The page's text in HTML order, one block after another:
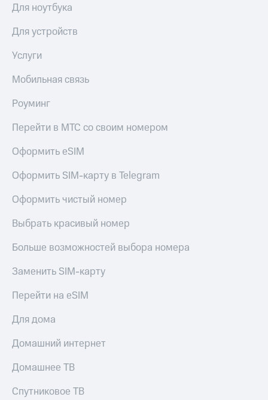
Для ноутбука
Для устройств
Услуги
Мобильная связь
Роуминг
Перейти в МТС со своим номером
Оформить eSIM
Оформить SIM-карту в Telegram
Оформить чистый номер
Выбрать красивый номер
Больше возможностей выбора номера
Заменить SIM-карту
Перейти на eSIM
Для дома
Домашний интернет
Домашнее ТВ
Спутниковое ТВ